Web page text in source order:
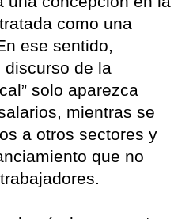
como una
ese sentido,
discurso de la
solo aparezca
mientras se
a otros sectores y
que no